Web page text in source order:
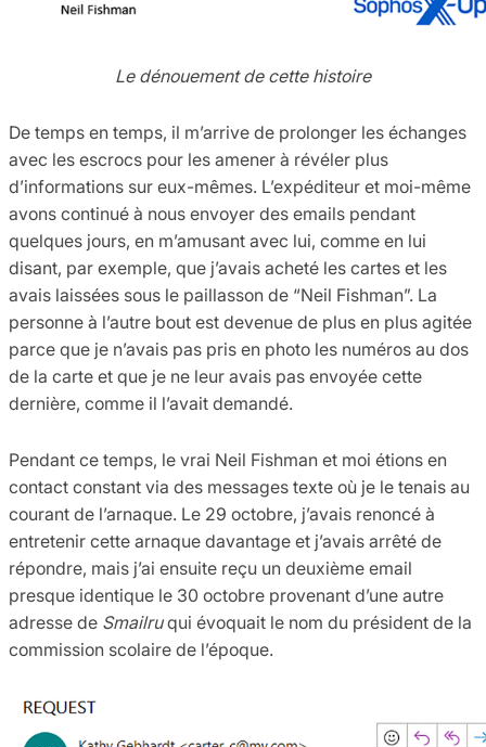
Le dénouement de cette histoire
De temps en temps, il m’arrive de prolonger les échanges
avec les escrocs pour les amener à révéler plus
d’informations sur eux-mêmes. L’expéditeur et moi-même
avons continué à nous envoyer des emails pendant
quelques jours, en m’amusant avec lui, comme en lui
disant, par exemple, que j’avais acheté les cartes et les
avais laissées sous le paillasson de “Neil Fishman”. La
personne à l’autre bout est devenue de plus en plus agitée
parce que je n’avais pas pris en photo les numéros au dos
de la carte et que je ne leur avais pas envoyée cette
dernière, comme il l’avait demandé.
Pendant ce temps, le vrai Neil Fishman et moi étions en
contact constant via des messages texte où je le tenais au
courant de l’arnaque. Le 29 octobre, j’avais renoncé à
entretenir cette arnaque davantage et j’avais arrêté de
répondre, mais j’ai ensuite reçu un deuxième email
presque identique le 30 octobre provenant d’une autre
adresse de Smailruqui évoquait le nom du président de la
commission scolaire de l’époque.